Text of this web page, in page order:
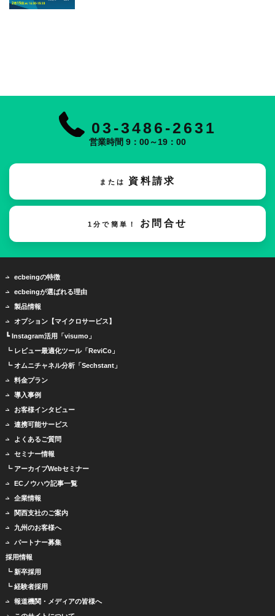
03-3486-2631
営業時間 9：00～19：00
または 資料請求
1分で簡単！ お問合せ
ecbeingの特徴
ecbeingが選ばれる理由
製品情報
オプション【マイクロサービス】
┗ Instagram活用「visumo」
┗ レビュー最適化ツール「ReviCo」
┗ オムニチャネル分析「Sechstant」
料金プラン
導入事例
お客様インタビュー
連携可能サービス
よくあるご質問
セミナー情報
┗ アーカイブWebセミナー
ECノウハウ記事一覧
企業情報
関西支社のご案内
九州のお客様へ
パートナー募集
採用情報
┗ 新卒採用
┗ 経験者採用
報道機関・メディアの皆様へ